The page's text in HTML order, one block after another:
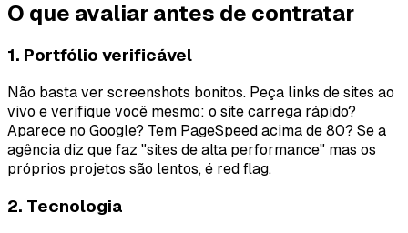
O que avaliar antes de contratar
1. Portfólio verificável
Não basta ver screenshots bonitos. Peça links de sites ao
vivo e verifique você mesmo: o site carrega rápido?
Aparece no Google? Tem PageSpeed acima de 80? Se a
agência diz que faz "sites de alta performance" mas os
próprios projetos são lentos, é red flag.
2. Tecnologia